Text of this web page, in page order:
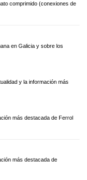
comprimido (conexiones de
en Galicia y sobre los
y la información más
más destacada de Ferrol
más destacada de